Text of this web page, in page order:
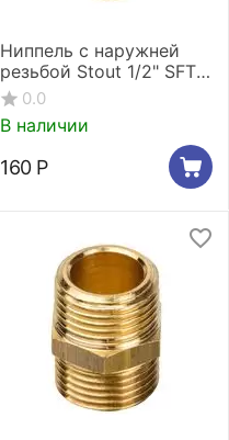
Ниппель с наружней
резьбой Stout 1/2" SFT-
0003-001212
0.0
В наличии
160 Р